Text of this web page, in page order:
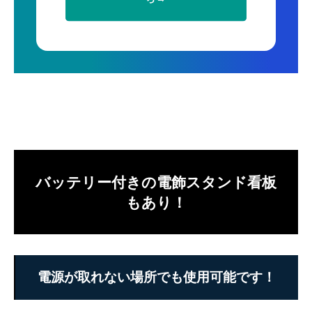
バッテリー付きの電飾スタンド看板
もあり！
電源が取れない場所でも使用可能です！